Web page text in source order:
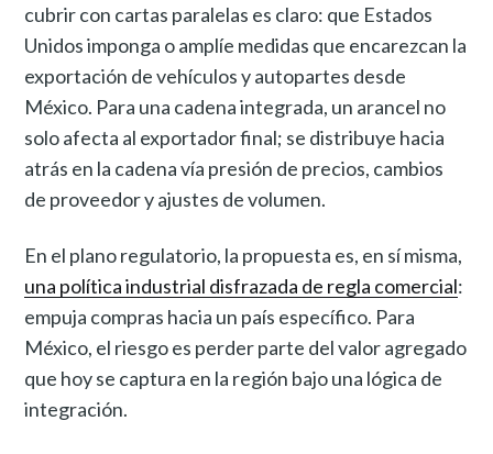
cubrir con cartas paralelas es claro: que Estados
Unidos imponga o amplíe medidas que encarezcan la
exportación de vehículos y autopartes desde
México. Para una cadena integrada, un arancel no
solo afecta al exportador final; se distribuye hacia
atrás en la cadena vía presión de precios, cambios
de proveedor y ajustes de volumen.
En el plano regulatorio, la propuesta es, en sí misma,
una política industrial disfrazada de regla comercial:
empuja compras hacia un país específico. Para
México, el riesgo es perder parte del valor agregado
que hoy se captura en la región bajo una lógica de
integración.